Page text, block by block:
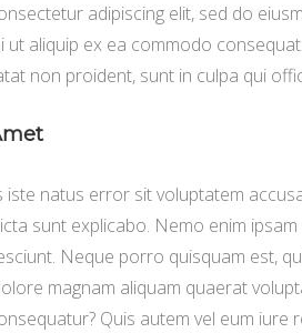
adipiscing elit, sed do
aliquip ex ea commodo
non proident, sunt in culpa qui
iste natus error sit voluptatem
sunt explicabo. Nemo enim
Neque porro quisquam est,
magnam aliquam quaerat
Quis autem vel eum